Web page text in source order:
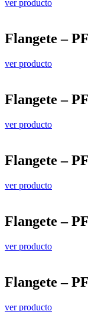
ver producto
Flangete –
ver producto
Flangete –
ver producto
Flangete –
ver producto
Flangete –
ver producto
Flangete –
ver producto